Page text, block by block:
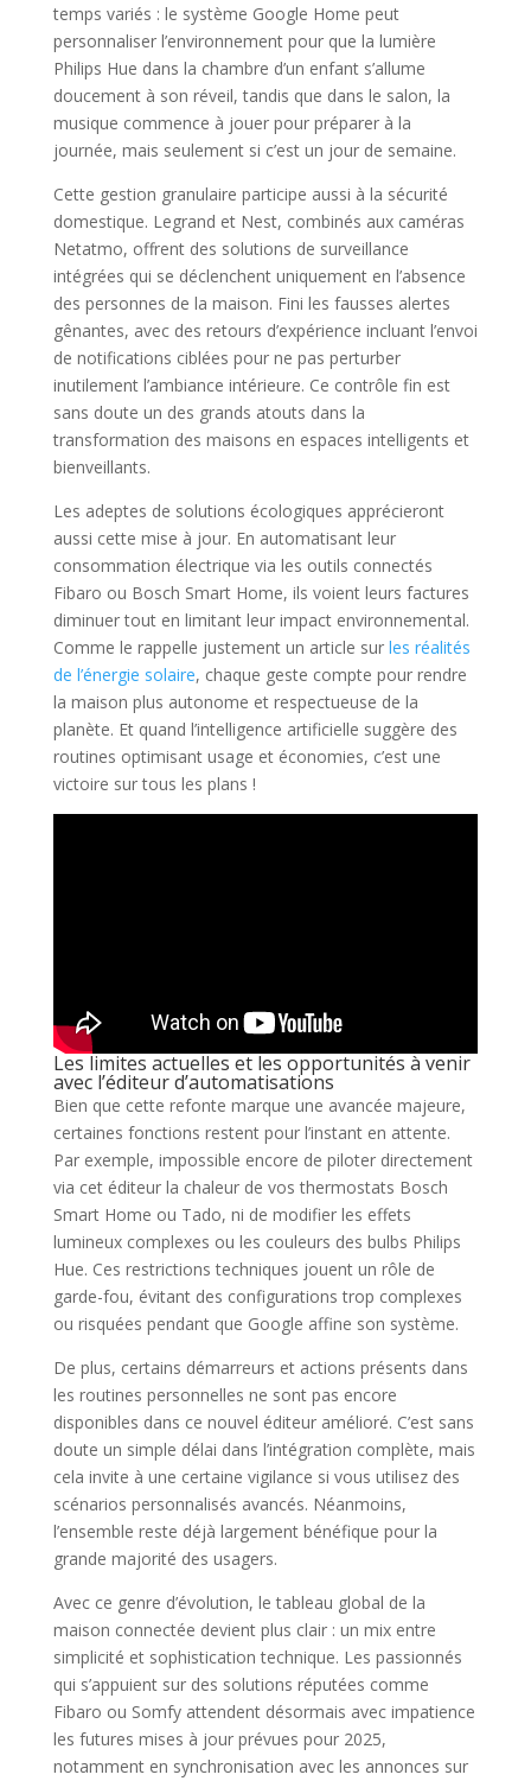
temps variés : le système Google Home peut
personnaliser l’environnement pour que la lumière
Philips Hue dans la chambre d’un enfant s’allume
doucement à son réveil, tandis que dans le salon, la
musique commence à jouer pour préparer à la
journée, mais seulement si c’est un jour de semaine.
Cette gestion granulaire participe aussi à la sécurité
domestique. Legrand et Nest, combinés aux caméras
Netatmo, offrent des solutions de surveillance
intégrées qui se déclenchent uniquement en l’absence
des personnes de la maison. Fini les fausses alertes
gênantes, avec des retours d’expérience incluant l’envoi
de notifications ciblées pour ne pas perturber
inutilement l’ambiance intérieure. Ce contrôle fin est
sans doute un des grands atouts dans la
transformation des maisons en espaces intelligents et
bienveillants.
Les adeptes de solutions écologiques apprécieront
aussi cette mise à jour. En automatisant leur
consommation électrique via les outils connectés
Fibaro ou Bosch Smart Home, ils voient leurs factures
diminuer tout en limitant leur impact environnemental.
Comme le rappelle justement un article sur les réalités
de l’énergie solaire, chaque geste compte pour rendre
la maison plus autonome et respectueuse de la
planète. Et quand l’intelligence artificielle suggère des
routines optimisant usage et économies, c’est une
victoire sur tous les plans !
Les limites actuelles et les opportunités à venir
avec l’éditeur d’automatisations
Bien que cette refonte marque une avancée majeure,
certaines fonctions restent pour l’instant en attente.
Par exemple, impossible encore de piloter directement
via cet éditeur la chaleur de vos thermostats Bosch
Smart Home ou Tado, ni de modifier les effets
lumineux complexes ou les couleurs des bulbs Philips
Hue. Ces restrictions techniques jouent un rôle de
garde-fou, évitant des configurations trop complexes
ou risquées pendant que Google affine son système.
De plus, certains démarreurs et actions présents dans
les routines personnelles ne sont pas encore
disponibles dans ce nouvel éditeur amélioré. C’est sans
doute un simple délai dans l’intégration complète, mais
cela invite à une certaine vigilance si vous utilisez des
scénarios personnalisés avancés. Néanmoins,
l’ensemble reste déjà largement bénéfique pour la
grande majorité des usagers.
Avec ce genre d’évolution, le tableau global de la
maison connectée devient plus clair : un mix entre
simplicité et sophistication technique. Les passionnés
qui s’appuient sur des solutions réputées comme
Fibaro ou Somfy attendent désormais avec impatience
les futures mises à jour prévues pour 2025,
notamment en synchronisation avec les annonces sur